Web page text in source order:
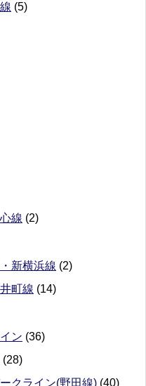
(5)
線 (2)
新横浜線 (2)
町線 (14)
ン (36)
(28)
クライン(野田線) (40)